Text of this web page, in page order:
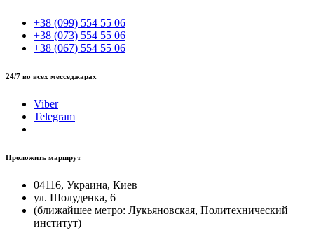
+38 (099) 554 55 06
+38 (073) 554 55 06
+38 (067) 554 55 06
24/7 во всех месседжарах
Viber
Telegram
Проложить маршрут
04116, Украина, Киев
ул. Шолуденка, 6
(ближайшее метро: Лукьяновская, Политехнический
институт)